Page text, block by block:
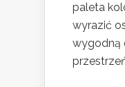
paleta
wyrazić
wygodną